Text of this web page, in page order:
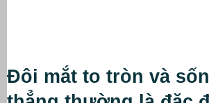
Đôi mắt to tròn và